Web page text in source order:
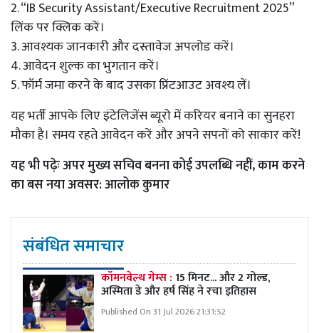
2. “IB Security Assistant/Executive Recruitment 2025”
लिंक पर क्लिक करें।
3. आवश्यक जानकारी और दस्तावेज अपलोड करें।
4. आवेदन शुल्क का भुगतान करें।
5. फॉर्म जमा करने के बाद उसका प्रिंटआउट अवश्य लें।
यह भर्ती आपके लिए इंटेलिजेंस ब्यूरो में करियर बनाने का सुनहरा
मौका है। समय रहते आवेदन करें और अपने सपनों को साकार करें!
यह भी पढ़ेःअपर मुख्य सचिव बनना कोई उपलब्धि नहीं, काम करने
का बस नया अवसर: आलोक कुमार
संबंधित समाचार
कॉमनवेल्थ गेम्स :15 मिनट... और 2 गोल्ड,
अस्मिता डे और हर्ष सिंह ने रचा इतिहास
Published On 31 Jul 2026 21:31:52